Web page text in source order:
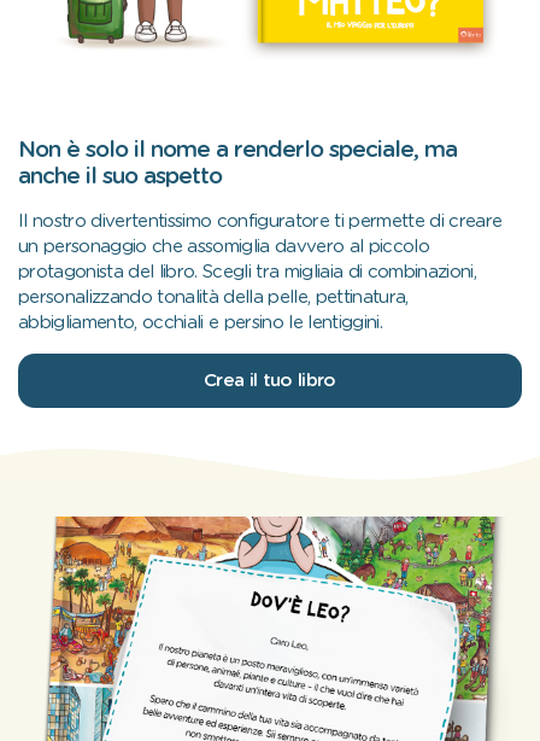
Non è solo il nome a renderlo speciale, ma
anche il suo aspetto
Il nostro divertentissimo configuratore ti permette di creare
un personaggio che assomiglia davvero al piccolo
protagonista del libro. Scegli tra migliaia di combinazioni,
personalizzando tonalità della pelle, pettinatura,
abbigliamento, occhiali e persino le lentiggini.
Crea il tuo libro